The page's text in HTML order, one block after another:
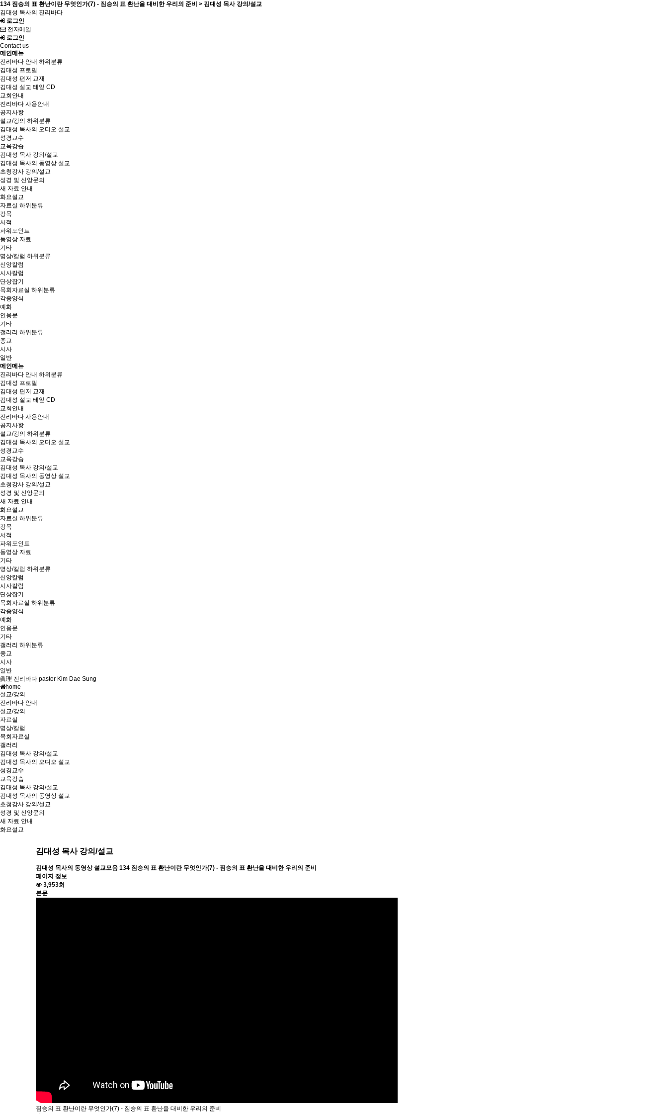
134 짐승의 표 환난이란 무엇인가(7) - 짐승의 표 환난을 대비한 우리의 준비 > 김대성 목사 강의/설교
김대성 목사의 진리바다
로그인
전자메일
로그인
Contact us
메인메뉴
진리바다 안내 하위분류
김대성 프로필
김대성 편저 교재
김대성 설교 테잎 CD
교회안내
진리바다 사용안내
공지사항
설교/강의 하위분류
김대성 목사의 오디오 설교
성경교수
교육강습
김대성 목사 강의/설교
김대성 목사의 동영상 설교
초청강사 강의/설교
성경 및 신앙문의
새 자료 안내
화요설교
자료실 하위분류
강목
서적
파워포인트
동영상 자료
기타
명상/칼럼 하위분류
신앙칼럼
시사칼럼
단상잡기
목회자료실 하위분류
각종양식
예화
인용문
기타
갤러리 하위분류
종교
시사
일반
메인메뉴
진리바다 안내 하위분류
김대성 프로필
김대성 편저 교재
김대성 설교 테잎 CD
교회안내
진리바다 사용안내
공지사항
설교/강의 하위분류
김대성 목사의 오디오 설교
성경교수
교육강습
김대성 목사 강의/설교
김대성 목사의 동영상 설교
초청강사 강의/설교
성경 및 신앙문의
새 자료 안내
화요설교
자료실 하위분류
강목
서적
파워포인트
동영상 자료
기타
명상/칼럼 하위분류
신앙칼럼
시사칼럼
단상잡기
목회자료실 하위분류
각종양식
예화
인용문
기타
갤러리 하위분류
종교
시사
일반
眞理 진리바다 pastor Kim Dae Sung
home
설교/강의
진리바다 안내
설교/강의
자료실
명상/칼럼
목회자료실
갤러리
김대성 목사 강의/설교
김대성 목사의 오디오 설교
성경교수
교육강습
김대성 목사 강의/설교
김대성 목사의 동영상 설교
초청강사 강의/설교
성경 및 신앙문의
새 자료 안내
화요설교
김대성 목사 강의/설교
김대성 목사의 동영상 설교모음 134 짐승의 표 환난이란 무엇인가(7) - 짐승의 표 환난을 대비한 우리의 준비
페이지 정보
3,953회
본문
짐승의 표 환난이란 무엇인가(7) - 짐승의 표 환난을 대비한 우리의 준비